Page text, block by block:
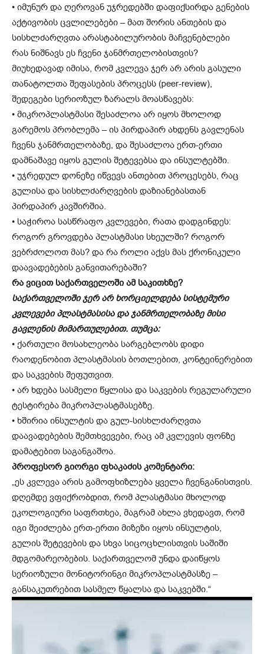
• იმუნურ და ღეროვან უჯრედებში დაფიქსირდა გენების
აქტივობის ცვლილებები – მათ შორის ანთების და
სისხლძარღვთა არასტაბილურობის მაჩვენებლები
რას ნიშნავს ეს ჩვენი ჯანმრთელობისთვის?
მიუხედავად იმისა, რომ კვლევა ჯერ არ არის გასული
თანატოლთა შეფასების პროცესს (peer-review),
შედეგები სერიოზულ ზარალს მოასწავებს:
• მიკროპლასტმასი შესაძლოა არ იყოს მხოლოდ
გარემოს პრობლემა – ის პირდაპირ ახდენს გავლენას
ჩვენს ჯანმრთელობაზე, და შესაძლოა ერთ-ერთი
დამნაშავე იყოს გულის შეტევებსა და ინსულტებში.
• უჯრედულ დონეზე იწვევს ანთებით პროცესებს, რაც
გულისა და სისხლძარღვების დაზიანებასთან
პირდაპირ კავშირშია.
• საჭიროა სასწრაფო კვლევები, რათა დადგინდეს:
როგორ გროვდება პლასტმასი სხეულში? როგორ
ვებრძოლოთ მას? და რა როლი აქვს მას ქრონიკული
დაავადებების განვითარებაში?
რა ვიცით საქართველოში ამ საკითხზე?
საქართველოში ჯერ არ ხორციელდება სისტემური
კვლევები პლასტმასისა და ჯანმრთელობაზე მისი
გავლენის მიმართულებით. თუმცა:
• ქართული მოსახლეობა სარგებლობს დიდი
რაოდენობით პლასტმასის ბოთლებით, კონტეინერებით
და საკვების შეფუთვით.
• არ ხდება სასმელი წყლისა და საკვების რეგულარული
ტესტირება მიკროპლასტმასებზე.
• ხშირია ინსულტის და გულ-სისხლძარღვთა
დაავადებების შემთხვევები, რაც ამ კვლევის ფონზე
დამატებით საგანგაშოა.
პროფესორ გიორგი ფხაკაძის კომენტარი:
„ეს კვლევა არის გამოფხიზლება ყველა ჩვენგანისთვის.
დღემდე ვფიქრობდით, რომ პლასტმასი მხოლოდ
ეკოლოგიური საფრთხეა, მაგრამ ახლა ვხედავთ, რომ
იგი შეიძლება ერთ-ერთი მიზეზი იყოს ინსულტის,
გულის შეტევების და სხვა სიცოცხლისთვის საშიში
მდგომარეობების. საქართველომ უნდა დაიწყოს
სერიოზული მონიტორინგი მიკროპლასტმასზე –
განსაკუთრებით სასმელ წყალსა და საკვებში.“
ვ